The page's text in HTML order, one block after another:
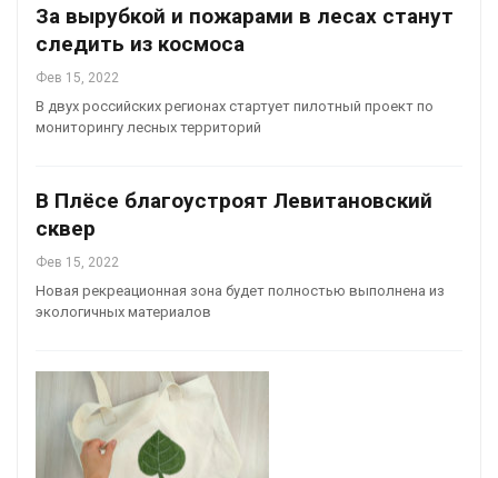
За вырубкой и пожарами в лесах станут
следить из космоса
Фев 15, 2022
В двух российских регионах стартует пилотный проект по
мониторингу лесных территорий
В Плёсе благоустроят Левитановский
сквер
Фев 15, 2022
Новая рекреационная зона будет полностью выполнена из
экологичных материалов